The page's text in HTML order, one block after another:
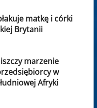
matkę i córki
Brytanii
marzenie
w
Afryki